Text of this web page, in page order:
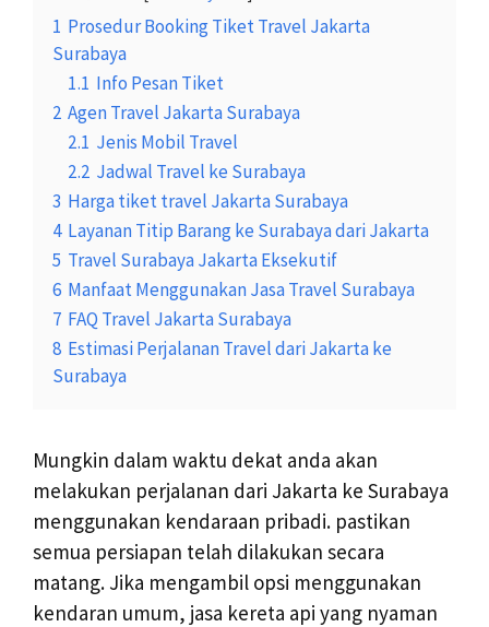
1 Prosedur Booking Tiket Travel Jakarta
Surabaya
1.1 Info Pesan Tiket
2 Agen Travel Jakarta Surabaya
2.1 Jenis Mobil Travel
2.2 Jadwal Travel ke Surabaya
3 Harga tiket travel Jakarta Surabaya
4 Layanan Titip Barang ke Surabaya dari Jakarta
5 Travel Surabaya Jakarta Eksekutif
6 Manfaat Menggunakan Jasa Travel Surabaya
7 FAQ Travel Jakarta Surabaya
8 Estimasi Perjalanan Travel dari Jakarta ke
Surabaya
Mungkin dalam waktu dekat anda akan
melakukan perjalanan dari Jakarta ke Surabaya
menggunakan kendaraan pribadi. pastikan
semua persiapan telah dilakukan secara
matang. Jika mengambil opsi menggunakan
kendaran umum, jasa kereta api yang nyaman